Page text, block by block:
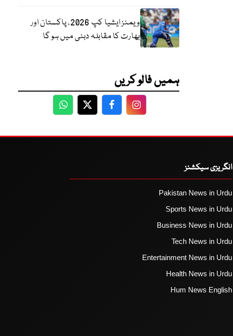
ویمنز ایشیا کپ 2026، پاکستان اور
بھارت کا مقابلہ دبئی میں ہو گا
ہمیں فالو کریں
WhatsApp
TwitterFacebookFacebook
انگریزی سیکشنز
Pakistan News in Urdu
Sports News in Urdu
Business News in Urdu
Tech News in Urdu
Entertainment News in Urdu
Health News in Urdu
Hum News English